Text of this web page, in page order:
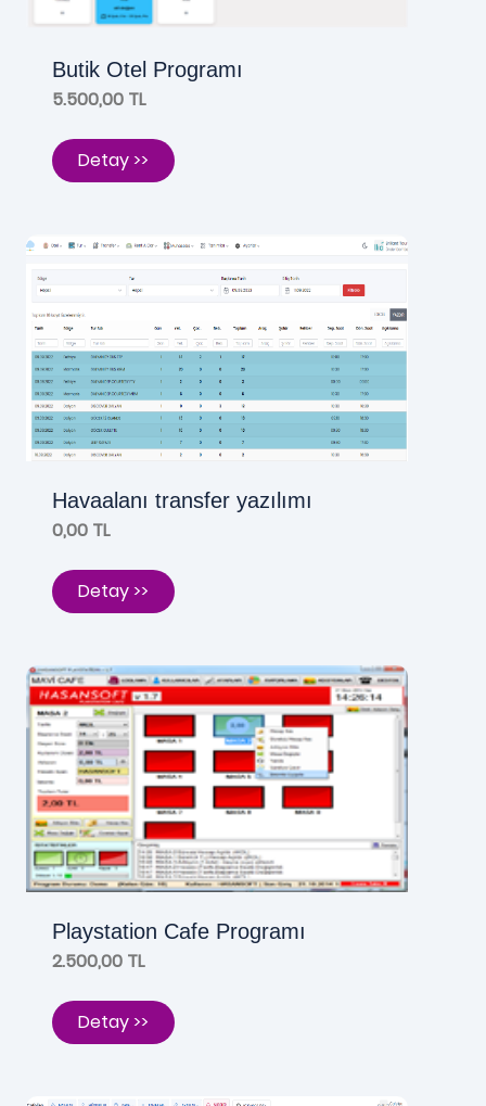
Butik Otel Programı
5.500,00 TL
Detay >>
Havaalanı transfer yazılımı
0,00 TL
Detay >>
Playstation Cafe Programı
2.500,00 TL
Detay >>